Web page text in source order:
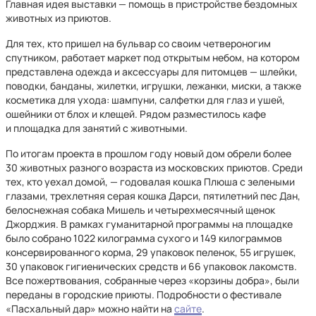
Главная идея выставки — помощь в пристройстве бездомных
животных из приютов.
Для тех, кто пришел на бульвар со своим четвероногим
спутником, работает маркет под открытым небом, на котором
представлена одежда и аксессуары для питомцев — шлейки,
поводки, банданы, жилетки, игрушки, лежанки, миски, а также
косметика для ухода: шампуни, салфетки для глаз и ушей,
ошейники от блох и клещей. Рядом разместилось кафе
и площадка для занятий с животными.
По итогам проекта в прошлом году новый дом обрели более
30 животных разного возраста из московских приютов. Среди
тех, кто уехал домой, — годовалая кошка Плюша с зелеными
глазами, трехлетняя серая кошка Дарси, пятилетний пес Дан,
белоснежная собака Мишель и четырехмесячный щенок
Джорджия. В рамках гуманитарной программы на площадке
было собрано 1022 килограмма сухого и 149 килограммов
консервированного корма, 29 упаковок пеленок, 55 игрушек,
30 упаковок гигиенических средств и 66 упаковок лакомств.
Все пожертвования, собранные через «корзины добра», были
переданы в городские приюты. Подробности о фестивале
«Пасхальный дар» можно найти на сайте.